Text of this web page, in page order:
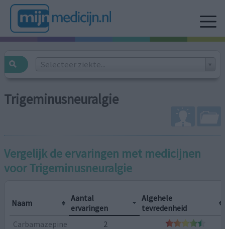
Selecteer ziekte...
Trigeminusneuralgie
Vergelijk de ervaringen met medicijnen
voorTrigeminusneuralgie
Naam
Aantal
ervaringen
Algehele
tevredenheid
Carbamazepine
2